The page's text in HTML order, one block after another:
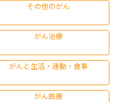
その他のがん
がん治療
がんと生活・運動・食事
がん医療